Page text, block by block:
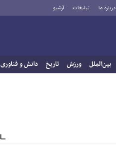
درباره ما تبلیغات آرشیو
بین‌الملل ورزش تاریخ دانش و فناوری